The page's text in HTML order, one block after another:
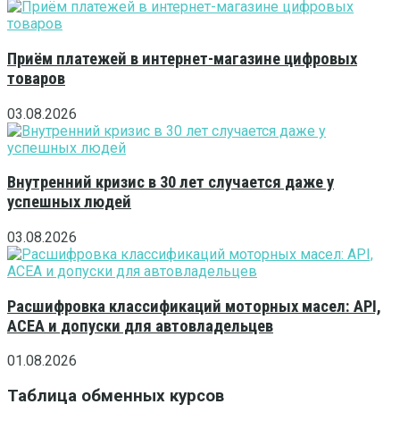
Приём платежей в интернет-магазине цифровых
товаров
03.08.2026
Внутренний кризис в 30 лет случается даже у
успешных людей
03.08.2026
Расшифровка классификаций моторных масел: API,
ACEA и допуски для автовладельцев
01.08.2026
Таблица обменных курсов